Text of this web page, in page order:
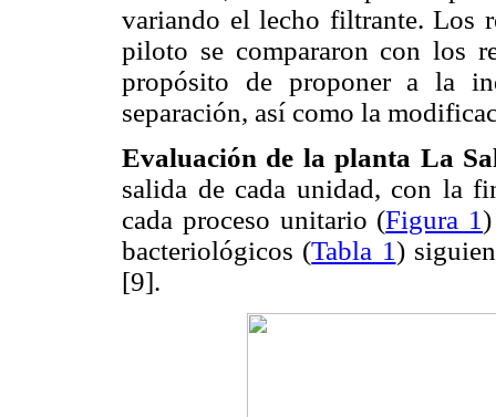
variando el lecho filtrante. Los
piloto se compararon con los
propósito de proponer a la
separación, así como la
Evaluación de la planta La
salida de cada unidad, con la
cada proceso unitario (Figura 1
bacteriológicos (Tabla 1)
[9].